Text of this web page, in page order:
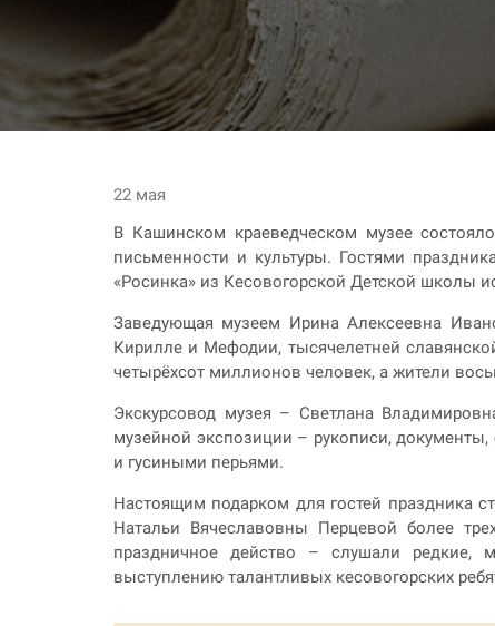
22 мая
В Кашинском краеведческом музее
письменности и культуры. Гостями
«Росинка» из Кесовогорской Детской школы
Заведующая музеем Ирина Алексеевна
Кирилле и Мефодии, тысячелетней
четырёхсот миллионов человек, а жители
Экскурсовод музея – Светлана
музейной экспозиции – рукописи,
и гусиными перьями.
Настоящим подарком для гостей праздника
Натальи Вячеславовны Перцевой более
праздничное действо – слушали редкие,
выступлению талантливых кесовогорских